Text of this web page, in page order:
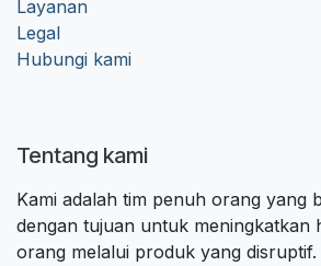
Layanan
Legal
Hubungi kami
Tentang kami
Kami adalah tim penuh orang yang
dengan tujuan untuk meningkatkan
orang melalui produk yang